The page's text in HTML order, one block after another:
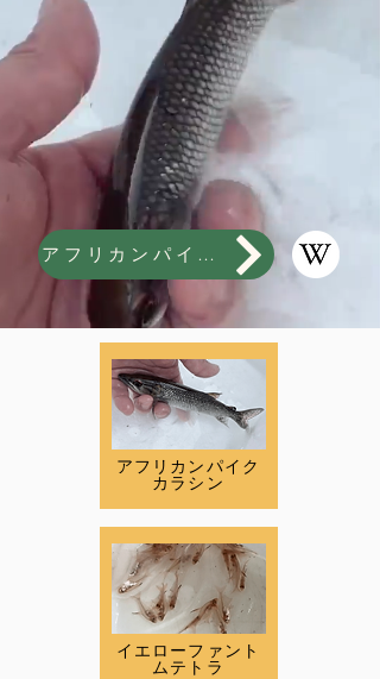
アフリカンパイクカラシン
アフリカンパイク
カラシン
イエローファント
ムテトラ